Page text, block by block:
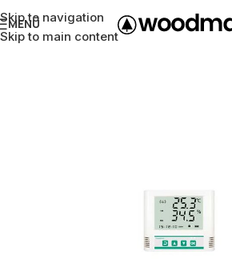
Skip to navigation
Skip to main content
MENÜ